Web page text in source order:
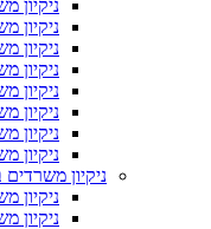
ניקיון
ניקיון
ניקיון
ניקיון
ניקיון
ניקיון
ניקיון
ניקיון
ניקיון
ניקיון
ניקיון